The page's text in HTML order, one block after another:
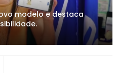
modelo e destaca